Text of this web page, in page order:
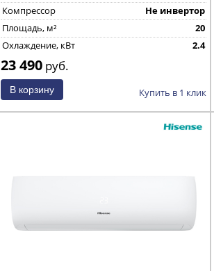
Компрессор
Не инвертор
Площадь, м²
20
Охлаждение, кВт
2.4
23 490руб.
Купить в 1 клик